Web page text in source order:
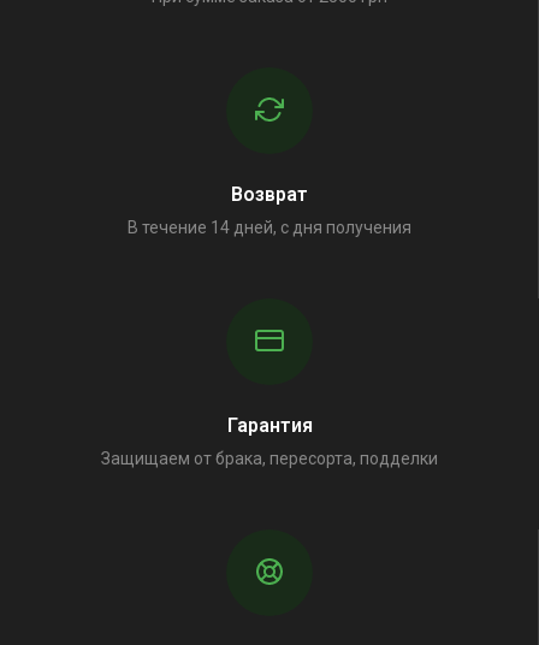
Возврат
В течение 14 дней, с дня получения
Гарантия
Защищаем от брака, пересорта, подделки